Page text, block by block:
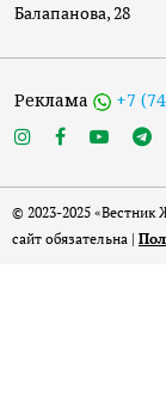
Балапанова, 28
Реклама +7
© 2023-2025 «Вестник
сайт обязательна |